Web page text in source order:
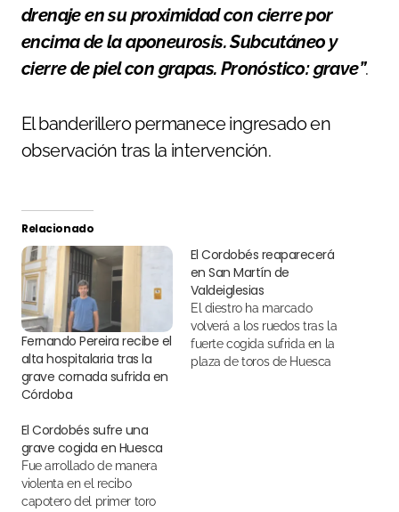
drenaje en su proximidad con cierre por
encima de la aponeurosis. Subcutáneo y
cierre de piel con grapas. Pronóstico: grave”.
El banderillero permanece ingresado en
observación tras la intervención.
Relacionado
Fernando Pereira recibe el
alta hospitalaria tras la
grave cornada sufrida en
Córdoba
El Cordobés reaparecerá
en San Martín de
Valdeiglesias
El diestro ha marcado
volverá a los ruedos tras la
fuerte cogida sufrida en la
plaza de toros de Huesca
El Cordobés sufre una
grave cogida en Huesca
Fue arrollado de manera
violenta en el recibo
capotero del primer toro